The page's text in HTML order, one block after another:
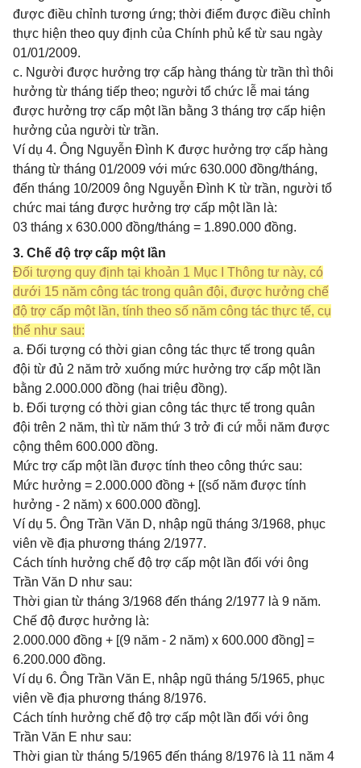
được điều chỉnh tương ứng; thời điểm được điều chỉnh
thực hiện theo quy định của Chính phủ kể từ sau ngày
01/01/2009.
c. Người được hưởng trợ cấp hàng tháng từ trần thì thôi
hưởng từ tháng tiếp theo; người tổ chức lễ mai táng
được hưởng trợ cấp một lần bằng 3 tháng trợ cấp hiện
hưởng của người từ trần.
Ví dụ 4. Ông Nguyễn Đình K được hưởng trợ cấp hàng
tháng từ tháng 01/2009 với mức 630.000 đồng/tháng,
đến tháng 10/2009 ông Nguyễn Đình K từ trần, người tổ
chức mai táng được hưởng trợ cấp một lần là:
03 tháng x 630.000 đồng/tháng = 1.890.000 đồng.
3. Chế độ trợ cấp một lần
Đối tượng quy định tại khoản 1 Mục I Thông tư này, có
dưới 15 năm công tác trong quân đội, được hưởng chế
độ trợ cấp một lần, tính theo số năm công tác thực tế, cụ
thể như sau:
a. Đối tượng có thời gian công tác thực tế trong quân
đội từ đủ 2 năm trở xuống mức hưởng trợ cấp một lần
bằng 2.000.000 đồng (hai triệu đồng).
b. Đối tượng có thời gian công tác thực tế trong quân
đội trên 2 năm, thì từ năm thứ 3 trở đi cứ mỗi năm được
cộng thêm 600.000 đồng.
Mức trợ cấp một lần được tính theo công thức sau:
Mức hưởng = 2.000.000 đồng + [(số năm được tính
hưởng - 2 năm) x 600.000 đồng].
Ví dụ 5. Ông Trần Văn D, nhập ngũ tháng 3/1968, phục
viên về địa phương tháng 2/1977.
Cách tính hưởng chế độ trợ cấp một lần đối với ông
Trần Văn D như sau:
Thời gian từ tháng 3/1968 đến tháng 2/1977 là 9 năm.
Chế độ được hưởng là:
2.000.000 đồng + [(9 năm - 2 năm) x 600.000 đồng] =
6.200.000 đồng.
Ví dụ 6. Ông Trần Văn E, nhập ngũ tháng 5/1965, phục
viên về địa phương tháng 8/1976.
Cách tính hưởng chế độ trợ cấp một lần đối với ông
Trần Văn E như sau:
Thời gian từ tháng 5/1965 đến tháng 8/1976 là 11 năm 4